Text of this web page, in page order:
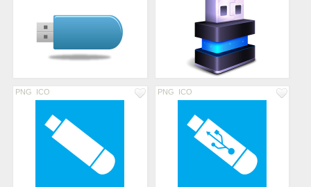
PNG ICO PNG ICO